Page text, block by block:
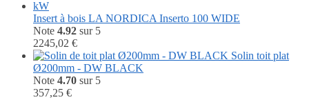
était :
5550,00 €.
est :
Insert à bois LA NORDICA Inserto 100 WIDE
Note 4.92 sur 5
2245,02 €
Solin toit plat
Ø200mm - DW BLACK
Note 4.70 sur 5
357,25 €